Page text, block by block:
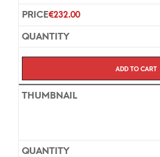
€232.00
Add to cart